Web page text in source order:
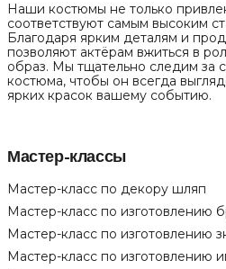
Наши костюмы не только
соответствуют самым высоким
Благодаря ярким деталям и
позволяют актёрам вжиться в
образ. Мы тщательно следим за
костюма, чтобы он всегда
ярких красок вашему событию.
Мастер-классы
Мастер-класс по декору шляп
Мастер-класс по изготовлению
Мастер-класс по изготовлению
Мастер-класс по изготовлению